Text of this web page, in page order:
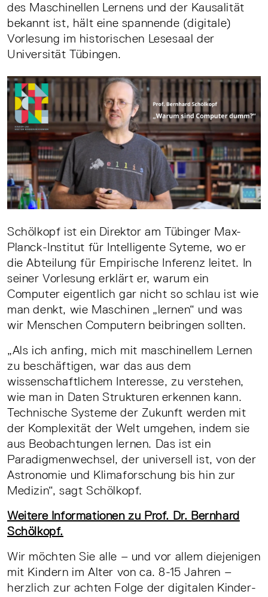
des Maschinellen Lernens und der Kausalität
bekannt ist, hält eine spannende (digitale)
Vorlesung im historischen Lesesaal der
Universität Tübingen.
Schölkopf ist ein Direktor am Tübinger Max-
Planck-Institut für Intelligente Syteme, wo er
die Abteilung für Empirische Inferenz leitet. In
seiner Vorlesung erklärt er, warum ein
Computer eigentlich gar nicht so schlau ist wie
man denkt, wie Maschinen „lernen“ und was
wir Menschen Computern beibringen sollten.
„Als ich anfing, mich mit maschinellem Lernen
zu beschäftigen, war das aus dem
wissenschaftlichem Interesse, zu verstehen,
wie man in Daten Strukturen erkennen kann.
Technische Systeme der Zukunft werden mit
der Komplexität der Welt umgehen, indem sie
aus Beobachtungen lernen. Das ist ein
Paradigmenwechsel, der universell ist, von der
Astronomie und Klimaforschung bis hin zur
Medizin“, sagt Schölkopf.
Weitere Informationen zu Prof. Dr. Bernhard
Schölkopf.
Wir möchten Sie alle – und vor allem diejenigen
mit Kindern im Alter von ca. 8-15 Jahren –
herzlich zur achten Folge der digitalen Kinder-